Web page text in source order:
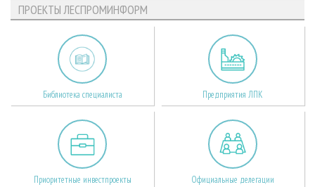
ПРОЕКТЫ ЛЕСПРОМИНФОРМ
Библиотека специалиста Предприятия ЛПК
Приоритетные инвестпроекты Официальные делегации